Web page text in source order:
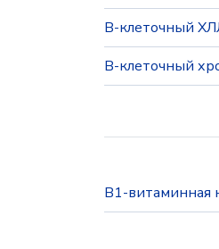
B-клеточный
B-клеточный
B1-витаминная